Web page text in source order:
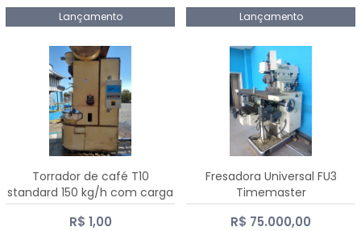
Lançamento Lançamento
Torrador de café T10
standard 150 kg/h com carga
de 10 kg
R$ 1,00
Fresadora Universal FU3
Timemaster
R$ 75.000,00